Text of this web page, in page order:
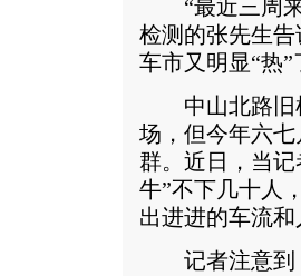
“最近三周来
检测的张先生
车市又明显“热
中山北路旧机
场，但今年六
群。近日，当
牛”不下几十人
出进进的车流
记者注意到，